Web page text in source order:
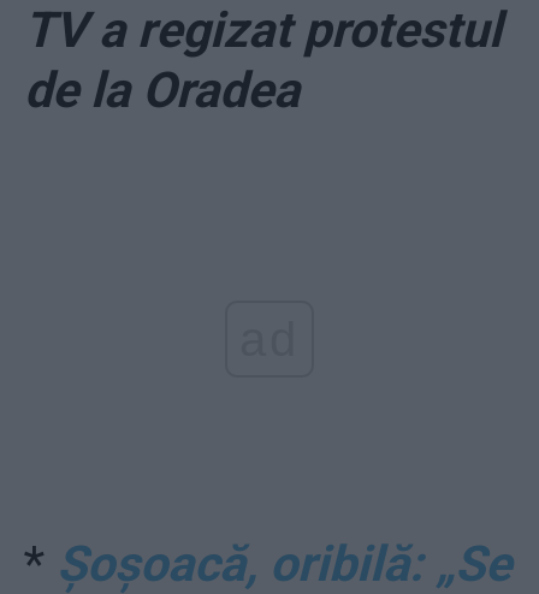
TV a regizat protestul
de la Oradea
* Șoșoacă, oribilă: „Se